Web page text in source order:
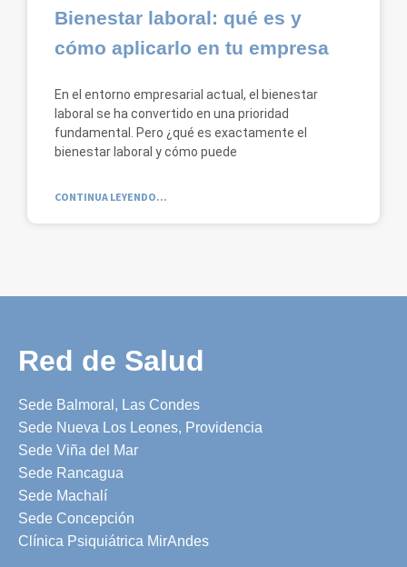
Bienestar laboral: qué es y
cómo aplicarlo en tu empresa
En el entorno empresarial actual, el bienestar
laboral se ha convertido en una prioridad
fundamental. Pero ¿qué es exactamente el
bienestar laboral y cómo puede
CONTINUA LEYENDO...
Red de Salud
Sede Balmoral, Las Condes
Sede Nueva Los Leones, Providencia
Sede Viña del Mar
Sede Rancagua
Sede Machalí
Sede Concepción
Clínica Psiquiátrica MirAndes